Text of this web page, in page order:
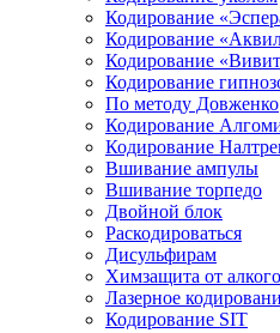
Кодирование
Кодирование
Кодирование
Кодирование
По методу Довженко
Кодирование
Кодирование
Вшивание ампулы
Вшивание торпедо
Двойной блок
Раскодироваться
Дисульфирам
Химзащита от
Лазерное
Кодирование SIT